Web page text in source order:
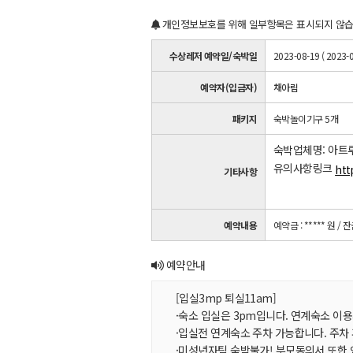
개인정보보호를 위해 일부항목은 표시되지 않
수상레저 예약일/숙박일 2023-08-19 ( 2023-
예약자(입금자) 채아림
패키지 숙박놀이기구 5개
기타사항
숙박업체명: 아트
유의사항링크
예약내용 예약금 : ***** 원 / 잔
예약안내
[입실3mp 퇴실11am]
·숙소 입실은 3pm입니다. 연계숙소 이
·입실전 연계숙소 주차 가능합니다. 주
·미성년자팀 숙박불가! 부모동의서 또